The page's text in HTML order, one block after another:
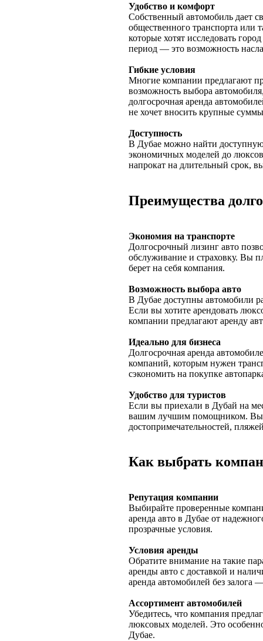
Удобство и комфорт
Собственный автомобиль дает
общественного транспорта или
которые хотят исследовать
период — это возможность
Гибкие условия
Многие компании предлагают
возможность выбора
долгосрочная аренда
не хочет вносить крупные суммы
Доступность
В Дубае можно найти
экономичных моделей до
напрокат на длительный срок,
Преимущества
Экономия на транспорте
Долгосрочный лизинг авто
обслуживание и страховку. Вы
берет на себя компания.
Возможность выбора авто
В Дубае доступны автомобили
Если вы хотите арендовать
компании предлагают аренду
Идеально для бизнеса
Долгосрочная аренда
компаний, которым нужен
сэкономить на покупке
Удобство для туристов
Если вы приехали в Дубай на
вашим лучшим помощником. Вы
достопримечательностей,
Как выбрать
Репутация компании
Выбирайте проверенные
аренда авто в Дубае от
прозрачные условия.
Условия аренды
Обратите внимание на такие
аренды авто с доставкой и
аренда автомобилей без залога
Ассортимент автомобилей
Убедитесь, что компания
люксовых моделей. Это
Дубае.